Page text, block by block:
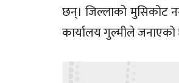
छन्। जिल्लाको मुसिकोट
कार्यालय गुल्मीले जनाएको